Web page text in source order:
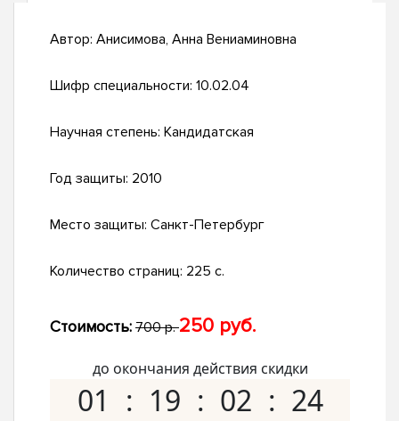
Автор: Анисимова, Анна Вениаминовна
Шифр специальности: 10.02.04
Научная степень: Кандидатская
Год защиты: 2010
Место защиты: Санкт-Петербург
Количество страниц: 225 с.
Стоимость: 700 р.250 руб.
до окончания действия скидки
01 19 02 23